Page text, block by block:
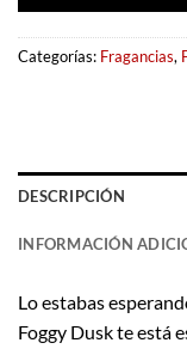
Categorías: Fragancias,
DESCRIPCIÓN
INFORMACIÓN
Lo estabas
Foggy Dusk te está